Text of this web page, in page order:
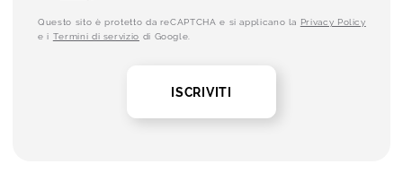
Questo sito è protetto da reCAPTCHA e si applicano la Privacy Policy
e i Termini di servizio di Google.
ISCRIVITI